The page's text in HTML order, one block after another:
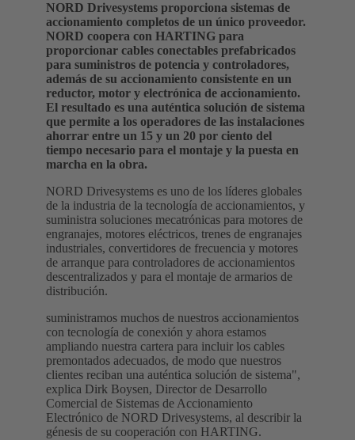
NORD Drivesystems proporciona sistemas de
accionamiento completos de un único proveedor.
NORD coopera con HARTING para
proporcionar cables conectables prefabricados
para suministros de potencia y controladores,
además de su accionamiento consistente en un
reductor, motor y electrónica de accionamiento.
El resultado es una auténtica solución de sistema
que permite a los operadores de las instalaciones
ahorrar entre un 15 y un 20 por ciento del
tiempo necesario para el montaje y la puesta en
marcha en la obra.
NORD Drivesystems es uno de los líderes globales
de la industria de la tecnología de accionamientos, y
suministra soluciones mecatrónicas para motores de
engranajes, motores eléctricos, trenes de engranajes
industriales, convertidores de frecuencia y motores
de arranque para controladores de accionamientos
descentralizados y para el montaje de armarios de
distribución.
suministramos muchos de nuestros accionamientos
con tecnología de conexión y ahora estamos
ampliando nuestra cartera para incluir los cables
premontados adecuados, de modo que nuestros
clientes reciban una auténtica solución de sistema",
explica Dirk Boysen, Director de Desarrollo
Comercial de Sistemas de Accionamiento
Electrónico de NORD Drivesystems, al describir la
génesis de su cooperación con HARTING.